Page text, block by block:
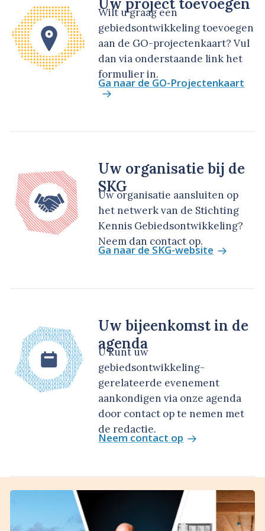
Uw project toevoegen
Wilt u graag een
gebiedsontwikkeling toevoegen
aan de GO-projectenkaart? Vul
dan via onderstaande link het
formulier in.
Ga naar de GO-Projectenkaart
Uw organisatie bij de
SKG
Uw organisatie aansluiten op
het netwerk van de Stichting
Kennis Gebiedsontwikkeling?
Neem dan contact op.
Ga naar de SKG-website
Uw bijeenkomst in de
agenda
U kunt uw
gebiedsontwikkeling-
gerelateerde evenement
aankondigen via onze agenda
door contact op te nemen met
de redactie.
Neem contact op